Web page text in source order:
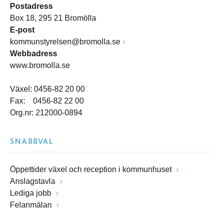
Postadress
Box 18, 295 21 Bromölla
E-post
kommunstyrelsen@bromolla.se
Webbadress
www.bromolla.se
Växel: 0456-82 20 00
Fax: 0456-82 22 00
Org.nr: 212000-0894
SNABBVAL
Öppettider växel och reception i kommunhuset
Anslagstavla
Lediga jobb
Felanmälan